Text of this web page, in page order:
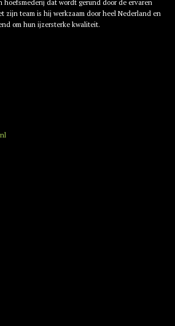
hoefsmederij dat wordt gerund door de ervaren
zijn team is hij werkzaam door heel Nederland en
om hun ijzersterke kwaliteit.